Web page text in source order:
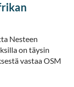
Nesteen
on täysin
vastaa OSM